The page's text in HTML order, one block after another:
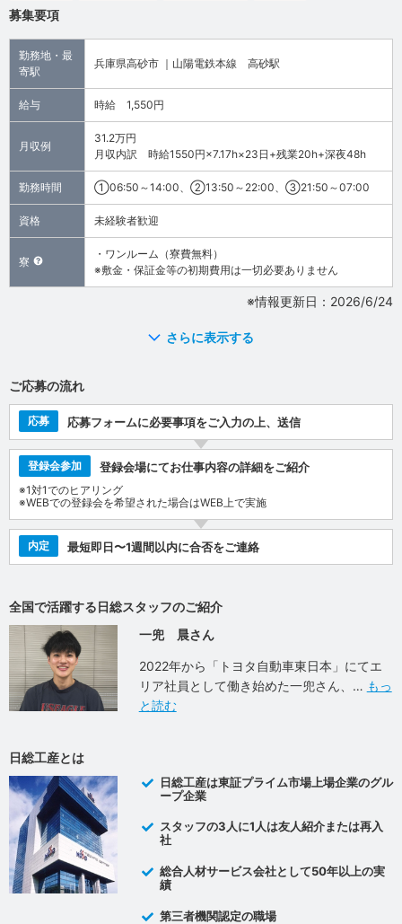
募集要項
勤務地・最
寄駅
兵庫県高砂市 ｜山陽電鉄本線 高砂駅
給与 時給 1,550円
月収例
31.2万円
月収内訳 時給1550円×7.17h×23日+残業20h+深夜48h
勤務時間 ①06:50～14:00、②13:50～22:00、③21:50～07:00
資格 未経験者歓迎
寮
・ワンルーム（寮費無料）
※敷金・保証金等の初期費用は一切必要ありません
※情報更新日：2026/6/24
さらに表示する
ご応募の流れ
応募 応募フォームに必要事項をご入力の上、送信
登録会参加 登録会場にてお仕事内容の詳細をご紹介
※1対1でのヒアリング
※WEBでの登録会を希望された場合はWEB上で実施
内定 最短即日〜1週間以内に合否をご連絡
全国で活躍する日総スタッフのご紹介
一兜 晨さん
2022年から「トヨタ自動車東日本」にてエ
リア社員として働き始めた一兜さん、
もっ
と読む
日総工産とは
日総工産は東証プライム市場上場企業のグル
ープ企業
スタッフの3人に1人は友人紹介または再入
社
総合人材サービス会社として50年以上の実
績
第三者機関認定の職場